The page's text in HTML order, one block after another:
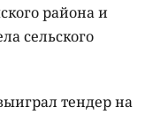
района и
сельского
тендер на